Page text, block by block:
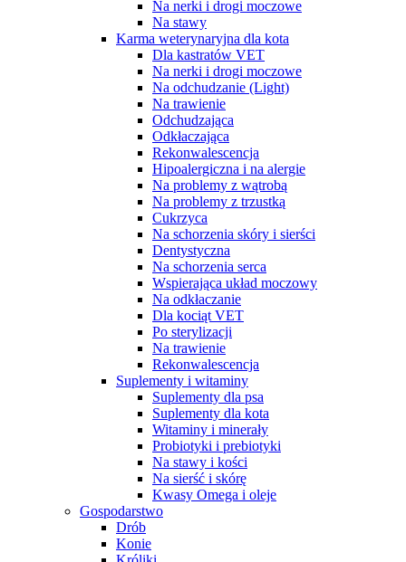
Na nerki i drogi moczowe
Na stawy
Karma weterynaryjna dla kota
Dla kastratów VET
Na nerki i drogi moczowe
Na odchudzanie (Light)
Na trawienie
Odchudzająca
Odkłaczająca
Rekonwalescencja
Hipoalergiczna i na alergie
Na problemy z wątrobą
Na problemy z trzustką
Cukrzyca
Na schorzenia skóry i sierści
Dentystyczna
Na schorzenia serca
Wspierająca układ moczowy
Na odkłaczanie
Dla kociąt VET
Po sterylizacji
Na trawienie
Rekonwalescencja
Suplementy i witaminy
Suplementy dla psa
Suplementy dla kota
Witaminy i minerały
Probiotyki i prebiotyki
Na stawy i kości
Na sierść i skórę
Kwasy Omega i oleje
Gospodarstwo
Drób
Konie